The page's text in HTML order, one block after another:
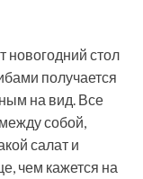
новогодний стол
получается
на вид. Все
собой,
салат и
чем кажется на